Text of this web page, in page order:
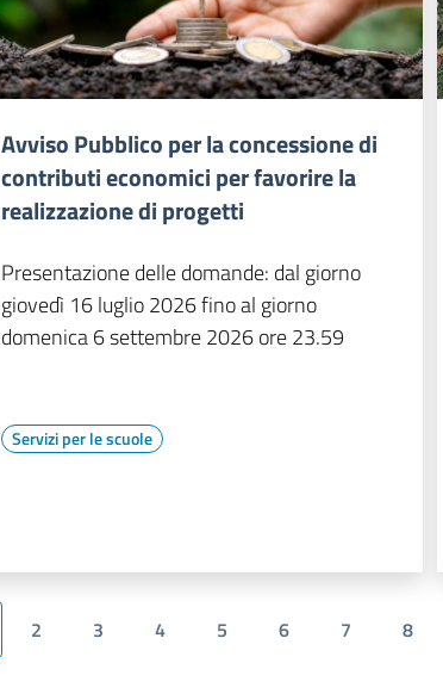
Avviso Pubblico per la concessione di
contributi economici per favorire la
realizzazione di progetti
Presentazione delle domande: dal giorno
giovedì 16 luglio 2026 fino al giorno
domenica 6 settembre 2026 ore 23.59
Servizi per le scuole
2 3 4 5 6 7 8